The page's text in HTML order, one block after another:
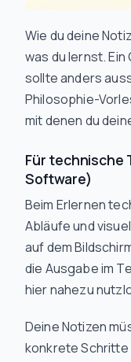
Wie du deine
was du lernst.
sollte anders
Philosophie-
mit denen du
Für technische
Software)
Beim Erlernen
Abläufe und
auf dem
die Ausgabe im
hier nahezu
Deine Notizen
konkrete